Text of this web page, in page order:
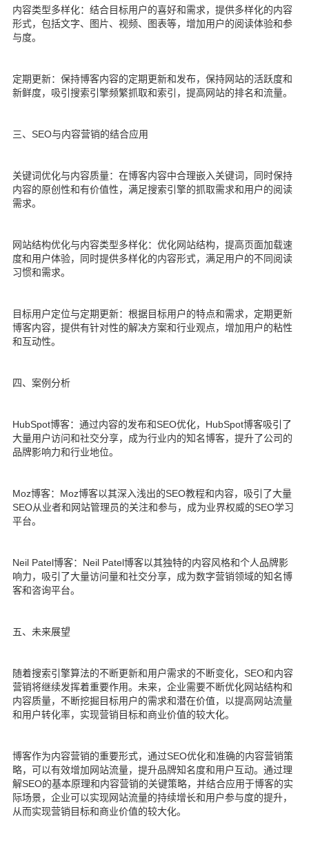
内容类型多样化：结合目标用户的喜好和需求，提供多样化的内容
形式，包括文字、图片、视频、图表等，增加用户的阅读体验和参
与度。
定期更新：保持博客内容的定期更新和发布，保持网站的活跃度和
新鲜度，吸引搜索引擎频繁抓取和索引，提高网站的排名和流量。
三、SEO与内容营销的结合应用
关键词优化与内容质量：在博客内容中合理嵌入关键词，同时保持
内容的原创性和有价值性，满足搜索引擎的抓取需求和用户的阅读
需求。
网站结构优化与内容类型多样化：优化网站结构，提高页面加载速
度和用户体验，同时提供多样化的内容形式，满足用户的不同阅读
习惯和需求。
目标用户定位与定期更新：根据目标用户的特点和需求，定期更新
博客内容，提供有针对性的解决方案和行业观点，增加用户的粘性
和互动性。
四、案例分析
HubSpot博客：通过内容的发布和SEO优化，HubSpot博客吸引了
大量用户访问和社交分享，成为行业内的知名博客，提升了公司的
品牌影响力和行业地位。
Moz博客：Moz博客以其深入浅出的SEO教程和内容，吸引了大量
SEO从业者和网站管理员的关注和参与，成为业界权威的SEO学习
平台。
Neil Patel博客：Neil Patel博客以其独特的内容风格和个人品牌影
响力，吸引了大量访问量和社交分享，成为数字营销领域的知名博
客和咨询平台。
五、未来展望
随着搜索引擎算法的不断更新和用户需求的不断变化，SEO和内容
营销将继续发挥着重要作用。未来，企业需要不断优化网站结构和
内容质量，不断挖掘目标用户的需求和潜在价值，以提高网站流量
和用户转化率，实现营销目标和商业价值的较大化。
博客作为内容营销的重要形式，通过SEO优化和准确的内容营销策
略，可以有效增加网站流量，提升品牌知名度和用户互动。通过理
解SEO的基本原理和内容营销的关键策略，并结合应用于博客的实
际场景，企业可以实现网站流量的持续增长和用户参与度的提升，
从而实现营销目标和商业价值的较大化。